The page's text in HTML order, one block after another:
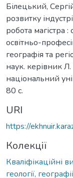
Білецький,
розвитку
робота магістра :
освітньо-
географія та
наук. керівник
національний
80 с.
URI
https://
Колекції
Кваліфікаційні
геології,